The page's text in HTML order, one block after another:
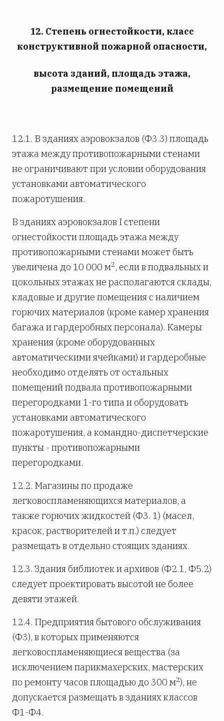
12. Степень огнестойкости, класс
конструктивной пожарной опасности,
высота зданий, площадь этажа,
размещение помещений
12.1. В зданиях аэровокзалов (Ф3.3) площадь
этажа между противопожарными стенами
не ограничивают при условии оборудования
установками автоматического
пожаротушения.
В зданиях аэровокзалов I степени
огнестойкости площадь этажа между
противопожарными стенами может быть
увеличена до 10 000 м2, если в подвальных и
цокольных этажах не располагаются склады,
кладовые и другие помещения с наличием
горючих материалов (кроме камер хранения
багажа и гардеробных персонала). Камеры
хранения (кроме оборудованных
автоматическими ячейками) и гардеробные
необходимо отделять от остальных
помещений подвала противопожарными
перегородками 1-го типа и оборудовать
установками автоматического
пожаротушения, а командно-диспетчерские
пункты - противопожарными
перегородками.
12.2. Магазины по продаже
легковоспламеняющихся материалов, а
также горючих жидкостей (Ф3. 1) (масел,
красок, растворителей и т.п.) следует
размещать в отдельно стоящих зданиях.
12.3. Здания библиотек и архивов (Ф2.1, Ф5.2)
следует проектировать высотой не более
девяти этажей.
12.4. Предприятия бытового обслуживания
(Ф3), в которых применяются
легковоспламеняющиеся вещества (за
исключением парикмахерских, мастерских
по ремонту часов площадью до 300 м2), не
допускается размещать в зданиях классов
Ф1-Ф4.